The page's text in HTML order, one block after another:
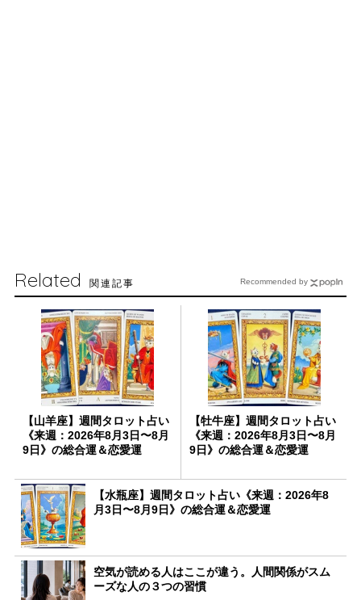
Related 関連記事
【山羊座】週間タロット占い
《来週：2026年8月3日〜8月
9日》の総合運＆恋愛運
【牡牛座】週間タロット占い
《来週：2026年8月3日〜8月
9日》の総合運＆恋愛運
【水瓶座】週間タロット占い《来週：2026年8
月3日〜8月9日》の総合運＆恋愛運
空気が読める人はここが違う。人間関係がスム
ーズな人の３つの習慣
Recommended by